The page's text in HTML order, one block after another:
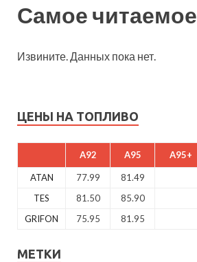
Самое читаемое
Извините. Данных пока нет.
ЦЕНЫ НА ТОПЛИВО
A92 A95 A95+
ATAN 77.99 81.49
TES
81.50 85.90
GRIFON
75.95 81.95
МЕТКИ